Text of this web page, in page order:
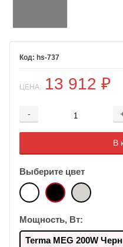
hs-737
ЦЕНА: 13 912 ₽
-
В
Выберите цвет
Мощность, Вт:
Terma MEG 200W